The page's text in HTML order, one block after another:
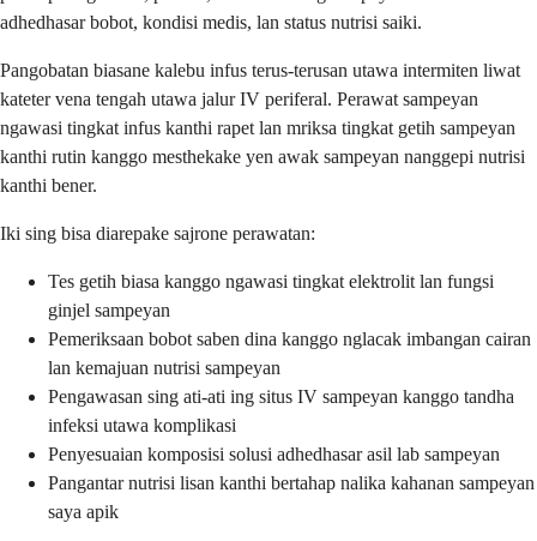
adhedhasar bobot, kondisi medis, lan status nutrisi saiki.
Pangobatan biasane kalebu infus terus-terusan utawa intermiten liwat
kateter vena tengah utawa jalur IV periferal. Perawat sampeyan
ngawasi tingkat infus kanthi rapet lan mriksa tingkat getih sampeyan
kanthi rutin kanggo mesthekake yen awak sampeyan nanggepi nutrisi
kanthi bener.
Iki sing bisa diarepake sajrone perawatan:
Tes getih biasa kanggo ngawasi tingkat elektrolit lan fungsi
ginjel sampeyan
Pemeriksaan bobot saben dina kanggo nglacak imbangan cairan
lan kemajuan nutrisi sampeyan
Pengawasan sing ati-ati ing situs IV sampeyan kanggo tandha
infeksi utawa komplikasi
Penyesuaian komposisi solusi adhedhasar asil lab sampeyan
Pangantar nutrisi lisan kanthi bertahap nalika kahanan sampeyan
saya apik